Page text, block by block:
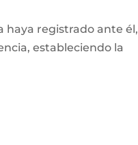
haya registrado ante él,
estableciendo la